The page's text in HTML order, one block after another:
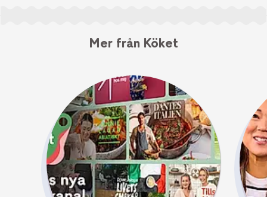
Mer från Köket